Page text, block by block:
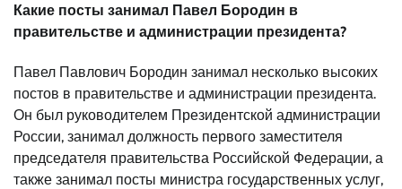
Какие посты занимал Павел Бородин в
правительстве и администрации президента?
Павел Павлович Бородин занимал несколько высоких
постов в правительстве и администрации президента.
Он был руководителем Президентской администрации
России, занимал должность первого заместителя
председателя правительства Российской Федерации, а
также занимал посты министра государственных услуг,